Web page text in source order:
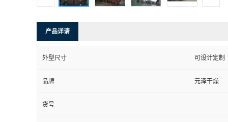
产品详请
外型尺寸 可设计定制
品牌 元泽干燥
货号